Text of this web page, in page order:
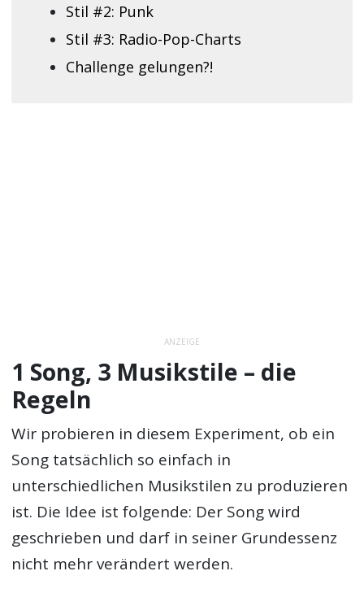
Stil #2: Punk
Stil #3: Radio-Pop-Charts
Challenge gelungen?!
ANZEIGE
1 Song, 3 Musikstile – die
Regeln
Wir probieren in diesem Experiment, ob ein
Song tatsächlich so einfach in
unterschiedlichen Musikstilen zu produzieren
ist. Die Idee ist folgende: Der Song wird
geschrieben und darf in seiner Grundessenz
nicht mehr verändert werden.